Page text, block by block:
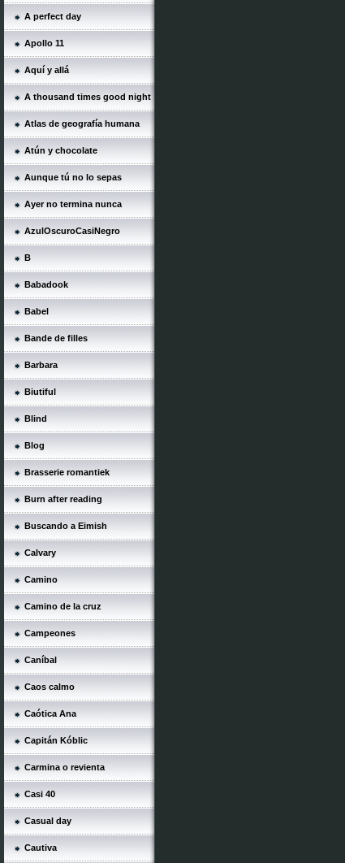
A perfect day
Apollo 11
Aquí y allá
A thousand times good night
Atlas de geografía humana
Atún y chocolate
Aunque tú no lo sepas
Ayer no termina nunca
AzulOscuroCasiNegro
B
Babadook
Babel
Bande de filles
Barbara
Biutiful
Blind
Blog
Brasserie romantiek
Burn after reading
Buscando a Eimish
Calvary
Camino
Camino de la cruz
Campeones
Caníbal
Caos calmo
Caótica Ana
Capitán Kóblic
Carmina o revienta
Casi 40
Casual day
Cautiva